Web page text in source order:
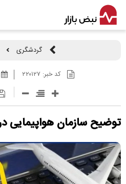
گردشگری
کد خبر:۲۲۰۱۲۷
توضیح سازمان هواپیمایی